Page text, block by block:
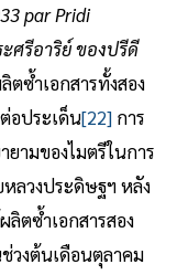
par Pridi
ศรีอาริย์ ของปรีดี
ตซ้ำเอกสารทั้งสอง
อประเด็น[22] การ
ามของไมตรีในการ
ลวงประดิษฐฯ หลัง
ตซ้ำเอกสารสอง
งต้นเดือนตุลาคม